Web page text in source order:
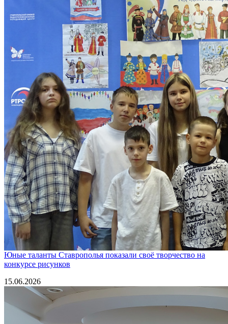
Юные таланты Ставрополья показали своё творчество на
конкурсе рисунков
15.06.2026